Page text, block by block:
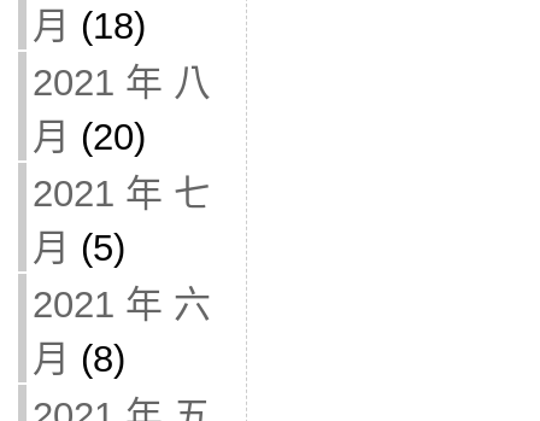
月 (18)
2021 年 八
月 (20)
2021 年 七
月 (5)
2021 年 六
月 (8)